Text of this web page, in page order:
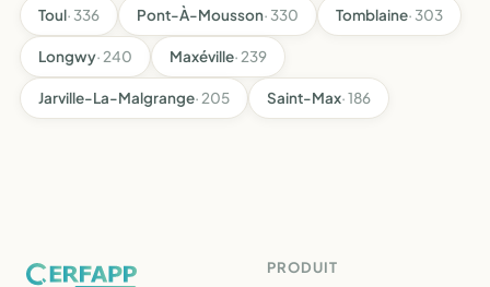
Toul· 336 Pont-À-Mousson· 330 Tomblaine· 303
Longwy· 240 Maxéville· 239
Jarville-La-Malgrange· 205 Saint-Max· 186
PRODUIT